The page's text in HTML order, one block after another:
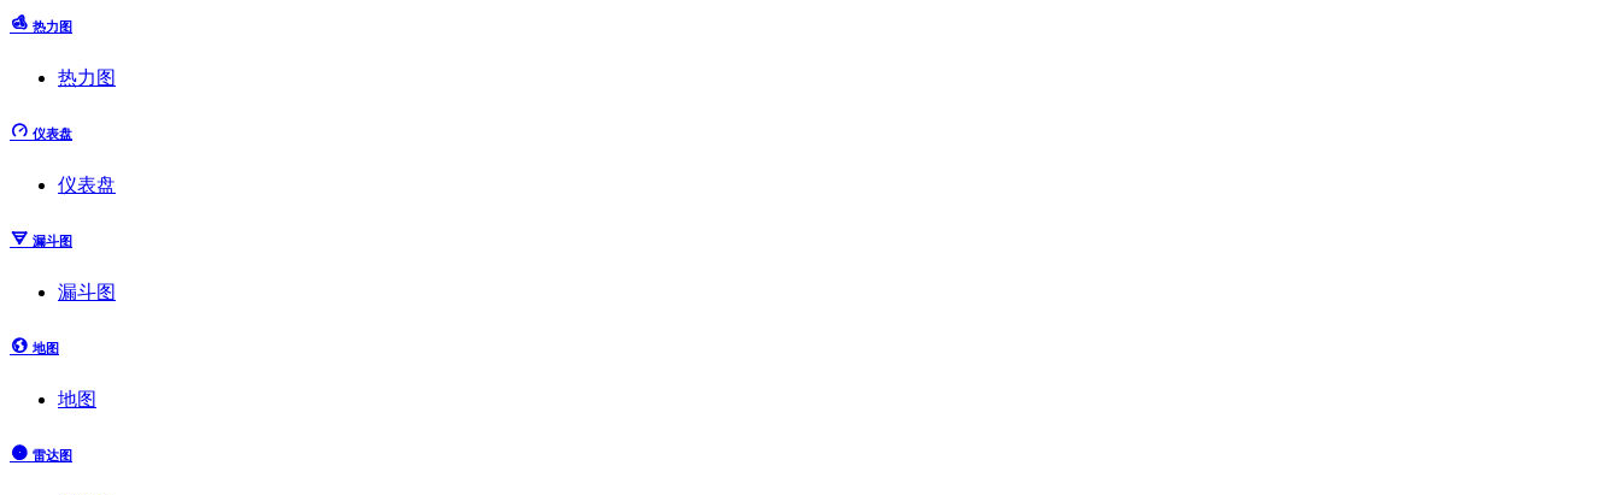
热力图
热力图
仪表盘
仪表盘
漏斗图
漏斗图
地图
地图
雷达图